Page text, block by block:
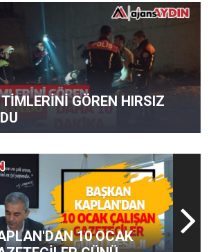
GÖREN HIRSIZ
10 OCAK